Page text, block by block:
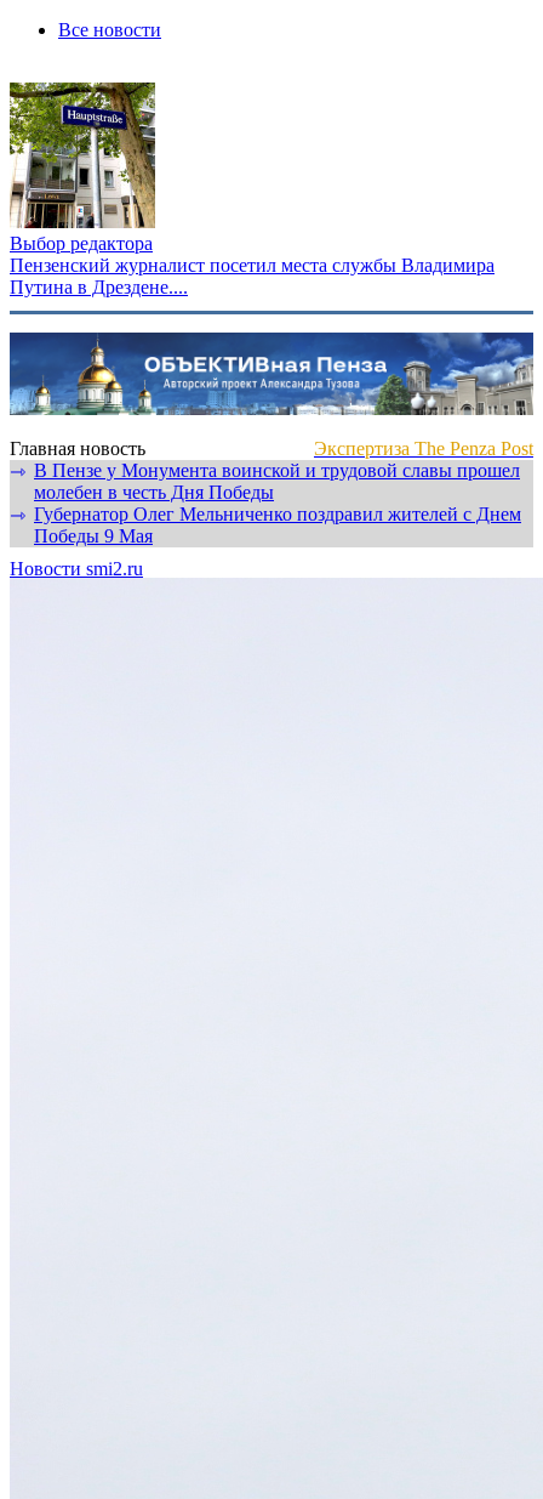
Все новости
Выбор редактора
Пензенский журналист посетил места службы Владимира
Путина в Дрездене....
Главная новость
Экспертиза The Penza Post
⇾ В Пензе у Монумента воинской и трудовой славы прошел
молебен в честь Дня Победы
⇾ Губернатор Олег Мельниченко поздравил жителей с Днем
Победы 9 Мая
Новости smi2.ru